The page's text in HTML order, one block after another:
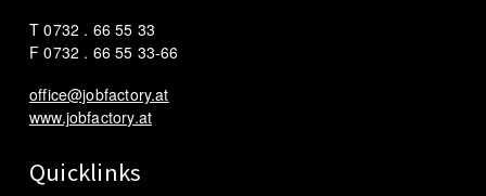
T 0732 . 66 55 33
F 0732 . 66 55 33-66
office@jobfactory.at
www.jobfactory.at
Quicklinks